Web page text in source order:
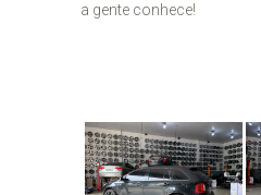
a gente conhece!